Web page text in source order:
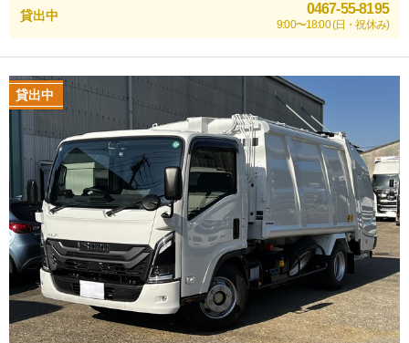
貸出中 0467-55-8195
9:00〜18:00 (日・祝休み)
貸出中